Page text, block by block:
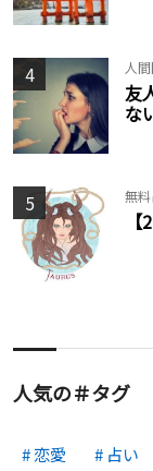
4 人
友
な
5 無
人気の＃タグ
恋愛 占い